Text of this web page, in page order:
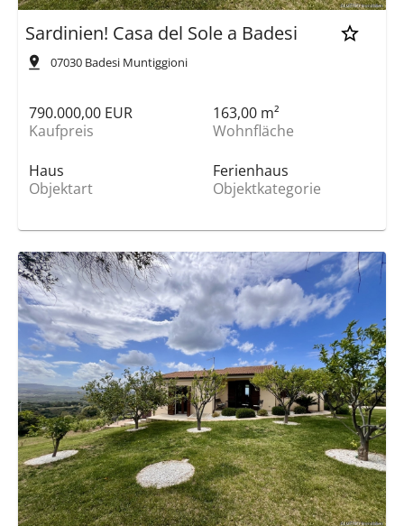
Sardinien! Casa del Sole a Badesi
07030 Badesi Muntiggioni
790.000,00 EUR
Kaufpreis
163,00 m²
Wohnfläche
Haus
Objektart
Ferienhaus
Objektkategorie